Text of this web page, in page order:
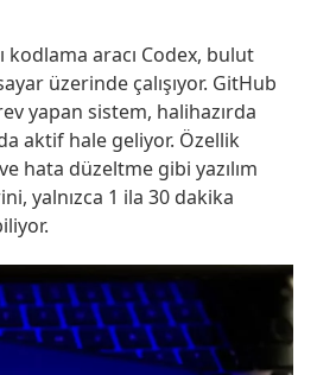
kodlama aracı Codex, bulut
üzerinde çalışıyor. GitHub
yapan sistem, halihazırda
aktif hale geliyor. Özellik
hata düzeltme gibi yazılım
yalnızca 1 ila 30 dakika